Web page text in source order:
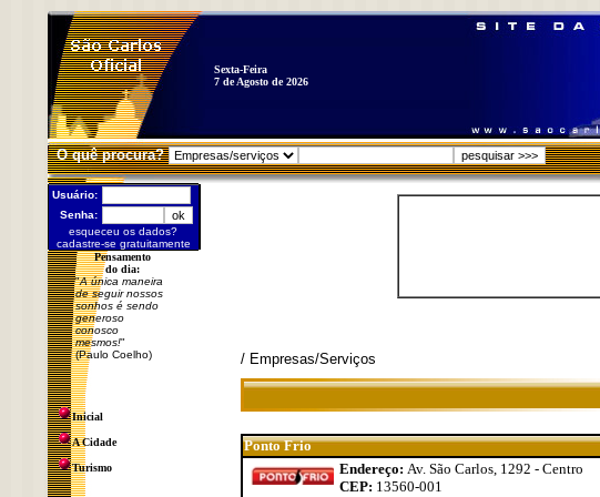
Sexta-Feira
7 de Agosto de 2026
O quê procura?
Usuário:
Senha:
esqueceu os dados?
cadastre-se gratuitamente
Pensamento
do dia:
"A única maneira
de seguir nossos
sonhos é sendo
generoso
conosco
mesmos!"
(Paulo Coelho)
Inicial
A Cidade
Turismo
/ Empresas/Serviços
Ponto Frio
Endereço: Av. São Carlos, 1292 - Centro
CEP: 13560-001